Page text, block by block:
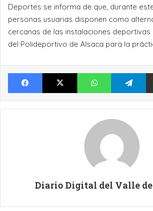
Deportes se informa de que, durante
personas usuarias disponen como
cercanas de las instalaciones deportivas
del Polideportivo de Alsaca para la
Facebook X WhatsApp
Diario Digital del Valle